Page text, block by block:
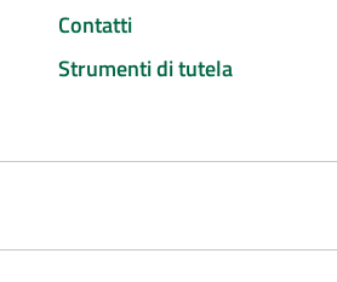
Contatti
Strumenti di tutela